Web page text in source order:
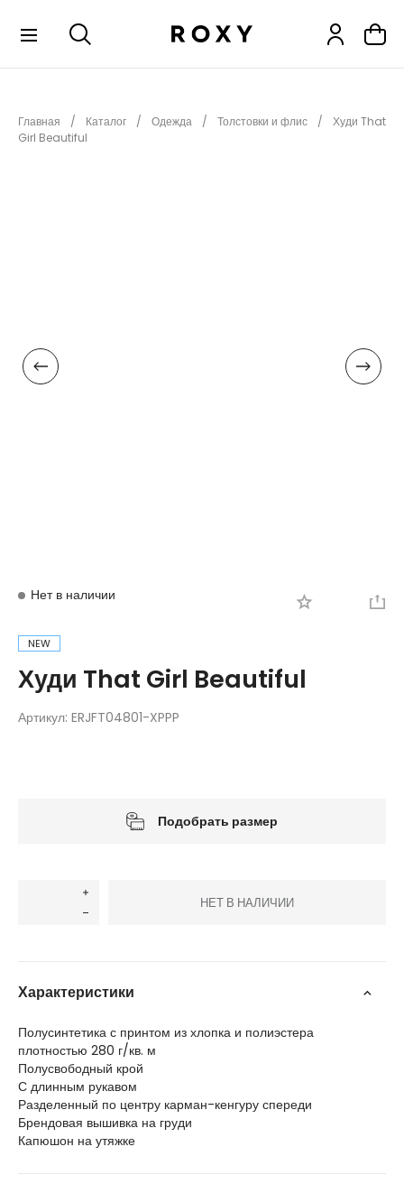
НОВИНКИ
АКСЕССУАРЫ
Главная Каталог Одежда Толстовки и флис
Худи That
Girl Beautiful
Нет в наличии
NEW
Худи That Girl Beautiful
Артикул: ERJFT04801-XPPP
Подобрать размер
НЕТ В НАЛИЧИИ
Характеристики
Полусинтетика с принтом из хлопка и полиэстера
плотностью 280 г/кв. м
Полусвободный крой
С длинным рукавом
Разделенный по центру карман-кенгуру спереди
Брендовая вышивка на груди
Капюшон на утяжке